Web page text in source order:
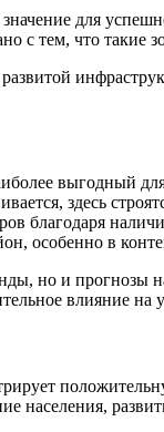
для
с тем, что
выгодный
здесь
благодаря
особенно в
но и
влияние
населения,